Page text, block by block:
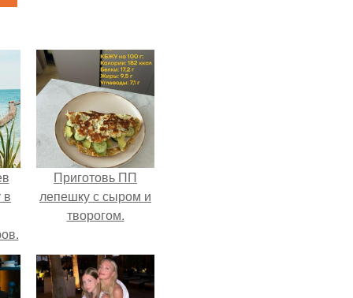
в
Приготовь ПП
лепешку с сыром и
творогом.